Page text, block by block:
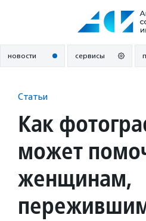
новости сервисы
Статьи
Как
может
женщинам,